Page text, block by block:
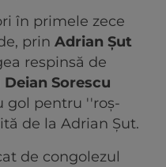
în primele zece
prin Adrian Şut
respinsă de
Deian Sorescu
gol pentru ''roş-
de la Adrian Şut.
de congolezul